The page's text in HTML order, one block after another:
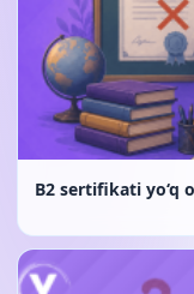
B2 sertifikati yo‘q